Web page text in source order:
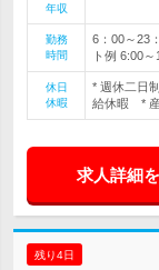
年収
勤務
時間
6：00～23
ト例 6:00
休日
休暇
* 週休二日
給休暇 * 産
求人詳細
残り4日